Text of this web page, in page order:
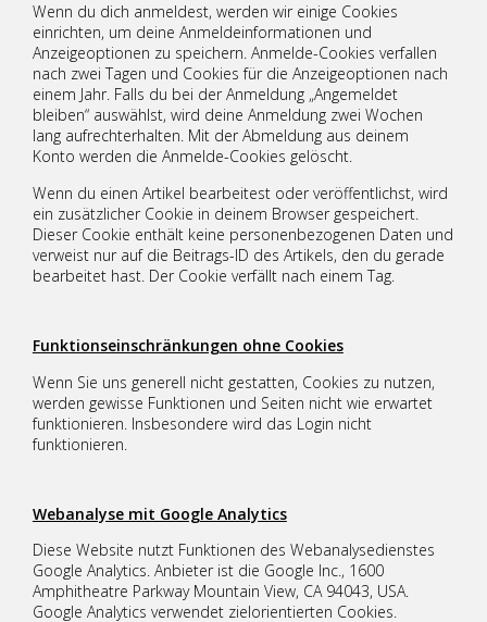
Tickets
Mein Konto
Unser Kletterturm
Wenn du dich anmeldest, werden wir einige Cookies
einrichten, um deine Anmeldeinformationen und
Anzeigeoptionen zu speichern. Anmelde-Cookies verfallen
nach zwei Tagen und Cookies für die Anzeigeoptionen nach
einem Jahr. Falls du bei der Anmeldung „Angemeldet
bleiben“ auswählst, wird deine Anmeldung zwei Wochen
lang aufrechterhalten. Mit der Abmeldung aus deinem
Konto werden die Anmelde-Cookies gelöscht.
Wenn du einen Artikel bearbeitest oder veröffentlichst, wird
ein zusätzlicher Cookie in deinem Browser gespeichert.
Dieser Cookie enthält keine personenbezogenen Daten und
verweist nur auf die Beitrags-ID des Artikels, den du gerade
bearbeitet hast. Der Cookie verfällt nach einem Tag.
Funktionseinschränkungen ohne Cookies
Wenn Sie uns generell nicht gestatten, Cookies zu nutzen,
werden gewisse Funktionen und Seiten nicht wie erwartet
funktionieren. Insbesondere wird das Login nicht
funktionieren.
Webanalyse mit Google Analytics
Diese Website nutzt Funktionen des Webanalysedienstes
Google Analytics. Anbieter ist die Google Inc., 1600
Amphitheatre Parkway Mountain View, CA 94043, USA.
Google Analytics verwendet zielorientierten Cookies.